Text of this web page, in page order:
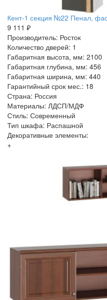
Кент-1 секция №22 Пенал,
9 111 ₽
Производитель: Росток
Количество дверей: 1
Габаритная высота, мм: 2100
Габаритная глубина, мм: 456
Габаритная ширина, мм: 440
Гарантийный срок мес.: 18
Страна: Россия
Материалы: ЛДСП/МДФ
Стиль: Современный
Тип шкафа: Распашной
Декоративные элементы:
+